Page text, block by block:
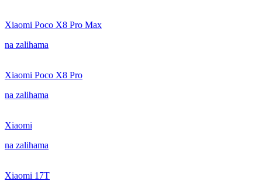
Xiaomi Poco X8 Pro Max
na zalihama
Xiaomi Poco X8 Pro
na zalihama
Xiaomi
na zalihama
Xiaomi 17T